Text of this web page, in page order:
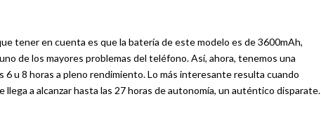
tener en cuenta es que la batería de este modelo es de 3600mAh,
de los mayores problemas del teléfono. Así, ahora, tenemos una
u 8 horas a pleno rendimiento. Lo más interesante resulta cuando
a alcanzar hasta las 27 horas de autonomía, un auténtico disparate.